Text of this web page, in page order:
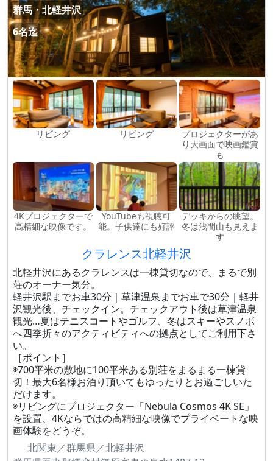
群馬・北軽井沢
6名迄
リビング リビング
プロジェクターがあ
り大画面で映画鑑賞
も
4Kプロジェクターで
高精細な映像です。
YouTubeも視聴可
能。子供達にも好評
デッキからの眺望。
冬は浅間山も見えま
す
クラレンス北軽井沢
北軽井沢にあるクラレンスは一棟貸切なので、まるで別
荘のオーナー気分。
軽井沢駅までお車30分｜草津温泉までお車で30分｜軽井
沢観光後、チェックイン。チェックアウト後は草津温泉
観光…夏はテニスコートやゴルフ、冬はスキーやスノボ
へ四季折々のアクティビティへの拠点としてご利用下さ
い。
［ポイント］
◉700平米の敷地に100平米ある別荘をまるまる一棟貸
切！最大6名様お泊り頂いてもゆったりとお過ごしいた
だけます。
◉リビングにプロジェクター「Nebula Cosmos 4K SE」
を設置、4Kならではの高精細な映像でプライベートな映
画体験をどうぞ。
北関東／群馬県／北軽井沢